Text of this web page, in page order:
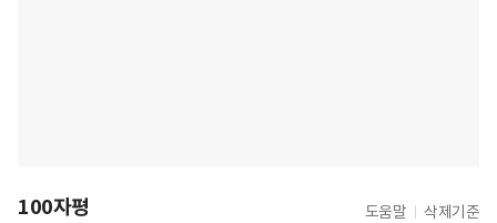
100자평 도움말 삭제기준